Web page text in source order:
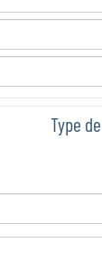
Type